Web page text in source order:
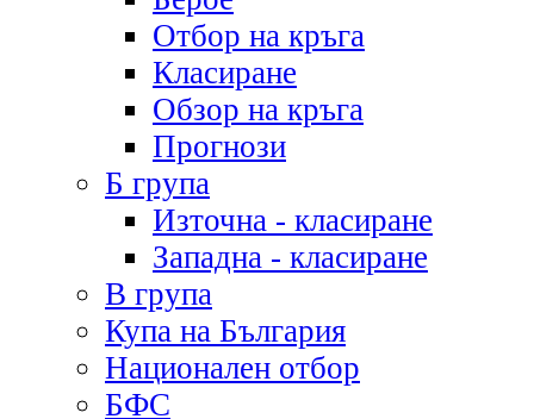
Отбор на кръга
Класиране
Обзор на кръга
Прогнози
Б група
Източна - класиране
Западна - класиране
В група
Купа на България
Национален отбор
БФС